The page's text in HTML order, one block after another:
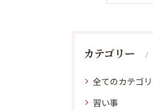
カテゴリー
全てのカテゴ
習い事